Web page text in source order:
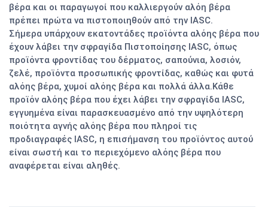
βέρα και οι παραγωγοί που καλλιεργούν αλόη βέρα
πρέπει πρώτα να πιστοποιηθούν από την IASC.
Σήμερα υπάρχουν εκατοντάδες προϊόντα αλόης βέρα που
έχουν λάβει την σφραγίδα Πιστοποίησης IASC, όπως
προϊόντα φροντίδας του δέρματος, σαπούνια, λοσιόν,
ζελέ, προϊόντα προσωπικής φροντίδας, καθώς και φυτά
αλόης βέρα, χυμοί αλόης βέρα και πολλά άλλα.Κάθε
προϊόν αλόης βέρα που έχει λάβει την σφραγίδα IASC,
εγγυημένα είναι παρασκευασμένο από την υψηλότερη
ποιότητα αγνής αλόης βέρα που πληροί τις
προδιαγραφές IASC, η επισήμανση του προϊόντος αυτού
είναι σωστή και το περιεχόμενο αλόης βέρα που
αναφέρεται είναι αληθές.